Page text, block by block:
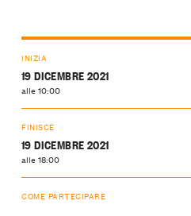
INIZIA
19 DICEMBRE 2021
alle 10:00
FINISCE
19 DICEMBRE 2021
alle 18:00
COME PARTECIPARE